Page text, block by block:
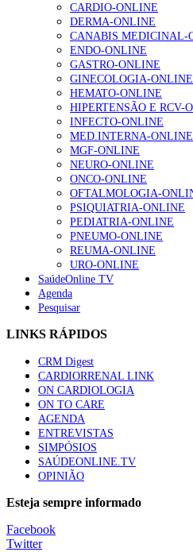
“Os programas de rastreio
94 visualizações
Quase quatro em cada
88 visualizações
Trodelvy aprovado para
61 visualizações
CARDIO-ONLINE
DERMA-ONLINE
CANABIS MEDICINAL-
ENDO-ONLINE
GASTRO-ONLINE
GINECOLOGIA-ONLINE
HEMATO-ONLINE
HIPERTENSÃO E RCV-
INFECTO-ONLINE
MED.INTERNA-ONLINE
MGF-ONLINE
NEURO-ONLINE
ONCO-ONLINE
OFTALMOLOGIA-
PSIQUIATRIA-ONLINE
PEDIATRIA-ONLINE
PNEUMO-ONLINE
REUMA-ONLINE
URO-ONLINE
SaúdeOnline TV
Agenda
Pesquisar
LINKS RÁPIDOS
CRM Digest
CARDIORRENAL LINK
ON CARDIOLOGIA
ON TO CARE
AGENDA
ENTREVISTAS
SIMPÓSIOS
SAÚDEONLINE.TV
OPINIÃO
Esteja sempre informado
Facebook
Twitter